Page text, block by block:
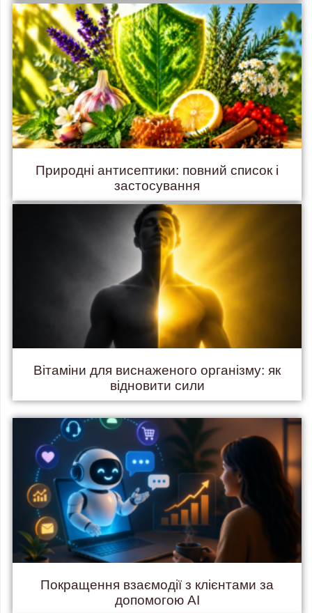
Природні антисептики: повний список і
застосування
Вітаміни для виснаженого організму: як
відновити сили
Покращення взаємодії з клієнтами за
допомогою AI